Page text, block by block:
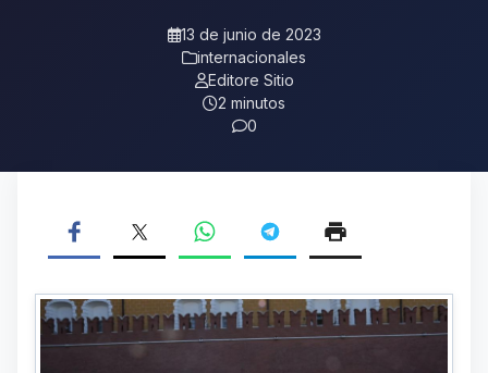
13 de junio de 2023
internacionales
Editore Sitio
2 minutos
0